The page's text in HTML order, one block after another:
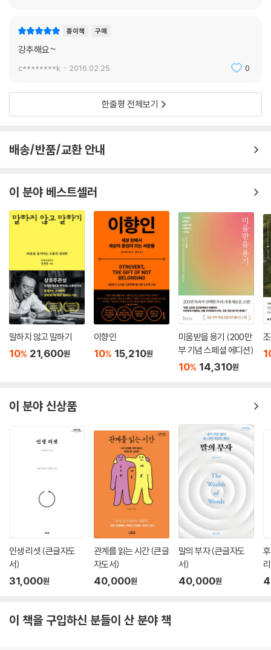
종이책 구매
강추해요~
c********k 2016.02.25. 0
한줄평 전체보기
배송/반품/교환 안내
이 분야 베스트셀러
말하지 않고 말하기
10% 21,600원
이향인
10% 15,210원
미움받을 용기 (200만
부 기념 스페셜 에디션)
10% 14,310원
이 분야 신상품
인생 리셋 (큰글자도
서)
31,000원
관계를 읽는 시간 (큰글
자도서)
40,000원
말의 부자 (큰글자도
서)
40,000원
이 책을 구입하신 분들이 산 분야 책